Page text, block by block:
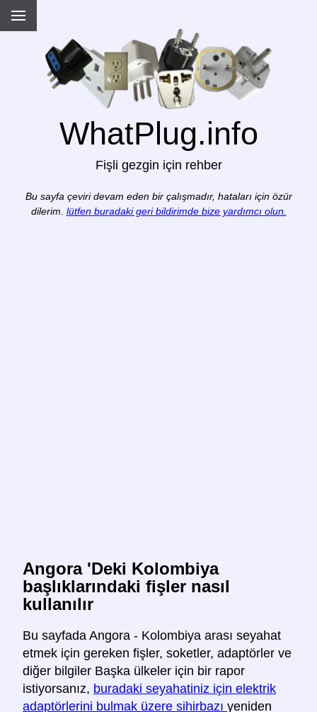
WhatPlug.info
Fişli gezgin için rehber
Bu sayfa çeviri devam eden bir çalışmadır, hataları için özür
dilerim. lütfen buradaki geri bildirimde bize yardımcı olun.
Angora 'Deki Kolombiya
başlıklarındaki fişler nasıl
kullanılır
Bu sayfada Angora - Kolombiya arası seyahat
etmek için gereken fişler, soketler, adaptörler ve
diğer bilgiler Başka ülkeler için bir rapor
istiyorsanız, buradaki seyahatiniz için elektrik
adaptörlerini bulmak üzere sihirbazı yeniden